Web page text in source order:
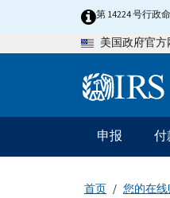
第 14224 号行政
美国政府官方
主
要
导
申报 付
首页 您的在线